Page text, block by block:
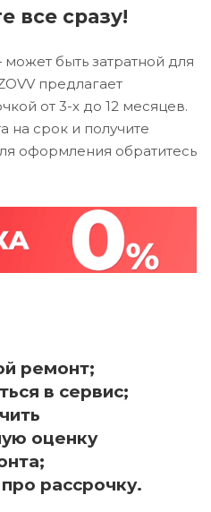
все сразу!
быть затратной для
предлагает
от 3-х до 12 месяцев.
на срок и получите
оформления обратитесь
ремонт;
в сервис;
оценку
рассрочку.